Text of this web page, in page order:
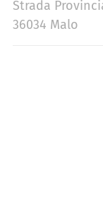
Strada
36034 Malo